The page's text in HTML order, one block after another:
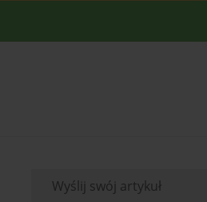
Wyślij swój artykuł